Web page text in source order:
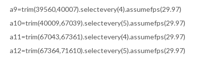
a9=trim(39560,40007).selectevery(4).assumefps(29.97)
a10=trim(40009,67039).selectevery(5).assumefps(29.97)
a11=trim(67043,67361).selectevery(4).assumefps(29.97)
a12=trim(67364,71610).selectevery(5).assumefps(29.97)